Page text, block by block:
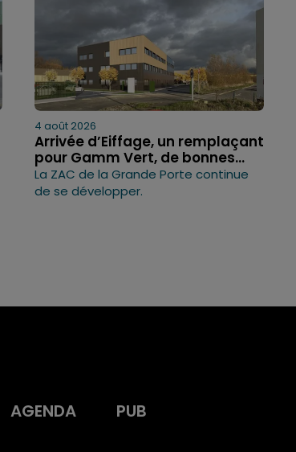
4 août 2026
Arrivée d’Eiffage, un remplaçant
pour Gamm Vert, de bonnes...
La ZAC de la Grande Porte continue
de se développer.
AGENDA PUB